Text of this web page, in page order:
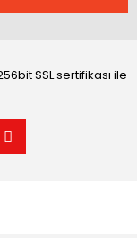
SSL sertifikası ile